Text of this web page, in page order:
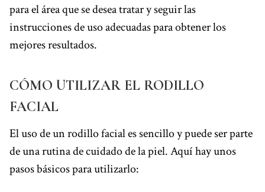
para el área que se desea tratar y seguir las
instrucciones de uso adecuadas para obtener los
mejores resultados.
CÓMO UTILIZAR EL RODILLO
FACIAL
El uso de un rodillo facial es sencillo y puede ser parte
de una rutina de cuidado de la piel. Aquí hay unos
pasos básicos para utilizarlo: